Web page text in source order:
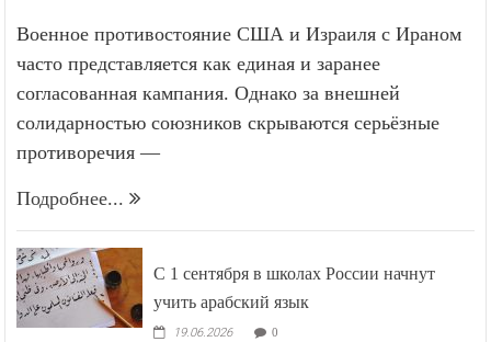
Военное противостояние США и Израиля с Ираном
часто представляется как единая и заранее
согласованная кампания. Однако за внешней
солидарностью союзников скрываются серьёзные
противоречия —
Подробнее...
С 1 сентября в школах России начнут
учить арабский язык
19.06.2026 0